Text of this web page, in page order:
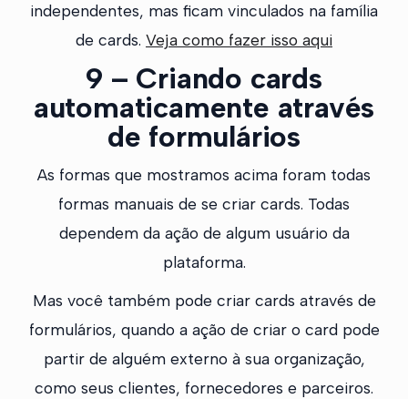
independentes, mas ficam vinculados na família
de cards. Veja como fazer isso aqui
9 – Criando cards
automaticamente através
de formulários
As formas que mostramos acima foram todas
formas manuais de se criar cards. Todas
dependem da ação de algum usuário da
plataforma.
Mas você também pode criar cards através de
formulários, quando a ação de criar o card pode
partir de alguém externo à sua organização,
como seus clientes, fornecedores e parceiros.